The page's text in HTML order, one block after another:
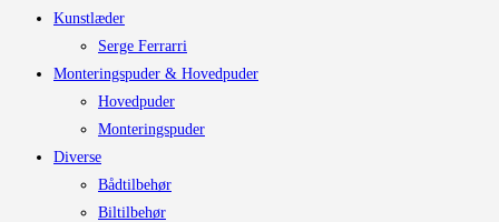
Kunstlæder
Serge Ferrarri
Monteringspuder & Hovedpuder
Hovedpuder
Monteringspuder
Diverse
Bådtilbehør
Biltilbehør